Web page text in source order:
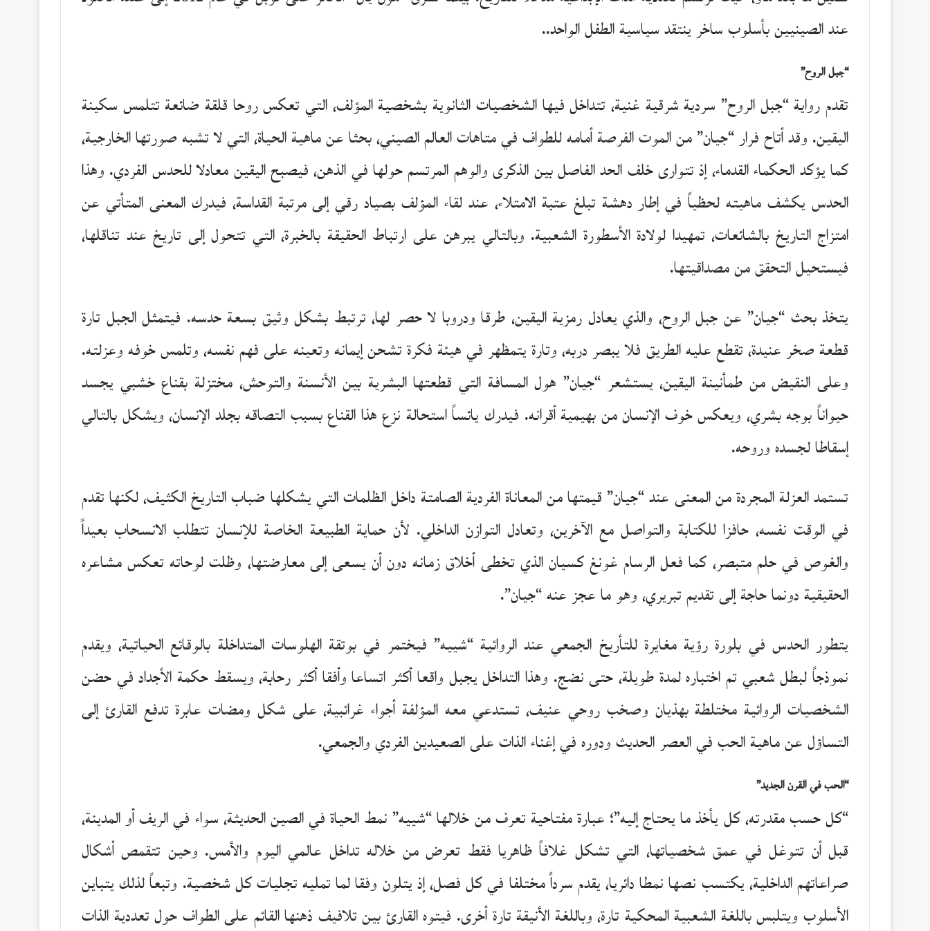
عند الصينيين بأسلوب ساخر ينتقد سياسية الطفل الواحد..
“جبل الروح”
تقدم رواية “جبل الروح” سردية شرقية غنية، تتداخل فيها الشخصيات الثانوية بشخصية المؤلف، التي تعكس روحا قلقة ضائعة تتلمس سكينة
اليقين. وقد أتاح فرار “جيان” من الموت الفرصة أمامه للطواف في متاهات العالم الصيني، بحثا عن ماهية الحياة، التي لا تشبه صورتها الخارجية،
كما يؤكد الحكماء القدماء، إذ تتوارى خلف الحد الفاصل بين الذكرى والوهم المرتسم حولها في الذهن، فيصبح اليقين معادلا للحدس الفردي. وهذا
الحدس يكشف ماهيته لحظياً في إطار دهشة تبلغ عتبة الامتلاء، عند لقاء المؤلف بصياد رقي إلى مرتبة القداسة، فيدرك المعنى المتأتي عن
امتزاج التاريخ بالشائعات، تمهيدا لولادة الأسطورة الشعبية. وبالتالي يبرهن على ارتباط الحقيقة بالخبرة، التي تتحول إلى تاريخ عند تناقلها،
فيستحيل التحقق من مصداقيتها.
يتخذ بحث “جيان” عن جبل الروح، والذي يعادل رمزية اليقين، طرقا ودروبا لا حصر لها، ترتبط بشكل وثيق بسعة حدسه. فيتمثل الجبل تارة
قطعة صخر عنيدة، تقطع عليه الطريق فلا يبصر دربه، وتارة يتمظهر في هيئة فكرة تشحن إيمانه وتعينه على فهم نفسه، وتلمس خوفه وعزلته.
وعلى النقيض من طمأنينة اليقين، يستشعر “جيان” هول المسافة التي قطعتها البشرية بين الأنسنة والتوحش، مختزلة بقناع خشبي يجسد
حيواناً بوجه بشري، ويعكس خوف الإنسان من بهيمية أقرانه. فيدرك يائساً استحالة نزع هذا القناع بسبب التصاقه بجلد الإنسان، ويشكل بالتالي
إسقاطا لجسده وروحه.
تستمد العزلة المجردة من المعنى عند “جيان” قيمتها من المعاناة الفردية الصامتة داخل الظلمات التي يشكلها ضباب التاريخ الكثيف، لكنها تقدم
في الوقت نفسه، حافزا للكتابة والتواصل مع الآخرين، وتعادل التوازن الداخلي. لأن حماية الطبيعة الخاصة للإنسان تتطلب الانسحاب بعيداً
والغوص في حلم متبصر، كما فعل الرسام غونغ كسيان الذي تخطى أخلاق زمانه دون أن يسعى إلى معارضتها، وظلت لوحاته تعكس مشاعره
الحقيقية دونما حاجة إلى تقديم تبريري، وهو ما عجز عنه “جيان”.
يتطور الحدس في بلورة رؤية مغايرة للتأريخ الجمعي عند الروائية “شييه” فيختمر في بوتقة الهلوسات المتداخلة بالوقائع الحياتية، ويقدم
نموذجاً لبطل شعبي تم اختباره لمدة طويلة، حتى نضج. وهذا التداخل يجبل واقعا أكثر اتساعا وأفقا أكثر رحابة، ويسقط حكمة الأجداد في حضن
الشخصيات الروائية مختلطة بهذيان وصخب روحي عنيف، تستدعي معه المؤلفة أجواء غرائبية، على شكل ومضات عابرة تدفع القارئ إلى
التساؤل عن ماهية الحب في العصر الحديث ودوره في إغناء الذات على الصعيدين الفردي والجمعي.
“الحب في القرن الجديد”
“كل حسب مقدرته، كل يأخذ ما يحتاج إليه”؛ عبارة مفتاحية تعرف من خلالها “شييه” نمط الحياة في الصين الحديثة، سواء في الريف أو المدينة،
قبل أن تتوغل في عمق شخصياتها، التي تشكل غلافاً ظاهريا فقط تعرض من خلاله تداخل عالمي اليوم والأمس. وحين تتقمص أشكال
صراعاتهم الداخلية، يكتسب نصها نمطا دائريا، يقدم سرداً مختلفا في كل فصل، إذ يتلون وفقا لما تمليه تجليات كل شخصية. وتبعاً لذلك يتباين
الأسلوب ويتلبس باللغة الشعبية المحكية تارة، وباللغة الأنيقة تارة أخرى. فيتوه القارئ بين تلافيف ذهنها القائم على الطواف حول تعددية الذات